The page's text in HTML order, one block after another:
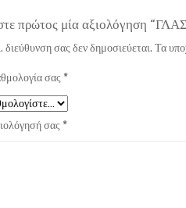
πρώτος μία αξιολόγηση
διεύθυνση σας δεν δημοσιεύεται. Τα
σας *
σας *